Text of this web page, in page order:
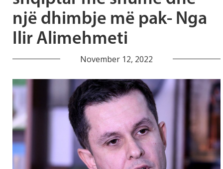
një dhimbje më pak- Nga
Ilir Alimehmeti
November 12, 2022